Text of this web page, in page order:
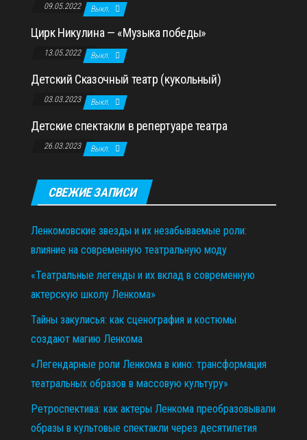
09.05.2022 Выкл.
Цирк Никулина — «Музыка победы»
13.05.2022 Выкл.
Детский Сказочный театр (кукольный)
03.03.2023 Выкл.
Детские спектакли в репертуаре театра
26.03.2023 Выкл.
СВЕЖИЕ ЗАПИСИ
Ленкомовские звезды и их незабываемые роли:
влияние на современную театральную моду
«Театральные легенды и их вклад в современную
актерскую школу Ленкома»
Тайны закулисья: как сценография и костюмы
создают магию Ленкома
«Легендарные роли Ленкома в кино: трансформация
театральных образов в массовую культуру»
Ретроспектива: как актеры Ленкома преобразовывали
образы в культовые спектакли через десятилетия